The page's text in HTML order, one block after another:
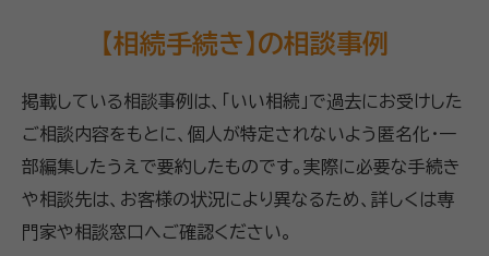
【相続手続き】の相談事例
掲載している相談事例は、「いい相続」で過去にお受けした
ご相談内容をもとに、個人が特定されないよう匿名化・一
部編集したうえで要約したものです。実際に必要な手続き
や相談先は、お客様の状況により異なるため、詳しくは専
門家や相談窓口へご確認ください。